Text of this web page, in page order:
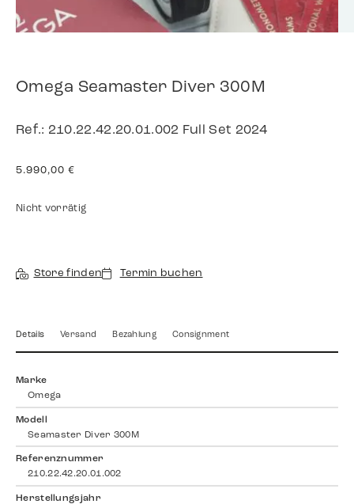
Omega Seamaster Diver 300M
Ref.: 210.22.42.20.01.002 Full Set 2024
5.990,00 €
Nicht vorrätig
Store finden Termin buchen
Details Versand Bezahlung Consignment
Marke
Omega
Modell
Seamaster Diver 300M
Referenznummer
210.22.42.20.01.002
Herstellungsjahr